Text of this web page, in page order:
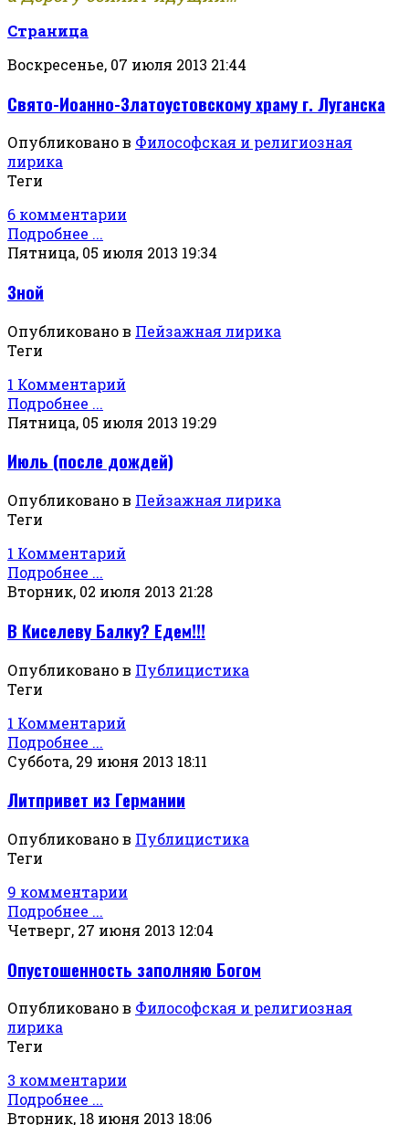
Страница
Воскресенье, 07 июля 2013 21:44
Свято-Иоанно-Златоустовскому храму г. Луганска
Опубликовано в Философская и религиозная
лирика
Теги
6 комментарии
Подробнее ...
Пятница, 05 июля 2013 19:34
Зной
Опубликовано в Пейзажная лирика
Теги
1 Комментарий
Подробнее ...
Пятница, 05 июля 2013 19:29
Июль (после дождей)
Опубликовано в Пейзажная лирика
Теги
1 Комментарий
Подробнее ...
Вторник, 02 июля 2013 21:28
В Киселеву Балку? Едем!!!
Опубликовано в Публицистика
Теги
1 Комментарий
Подробнее ...
Суббота, 29 июня 2013 18:11
Литпривет из Германии
Опубликовано в Публицистика
Теги
9 комментарии
Подробнее ...
Четверг, 27 июня 2013 12:04
Опустошенность заполняю Богом
Опубликовано в Философская и религиозная
лирика
Теги
3 комментарии
Подробнее ...
Вторник, 18 июня 2013 18:06